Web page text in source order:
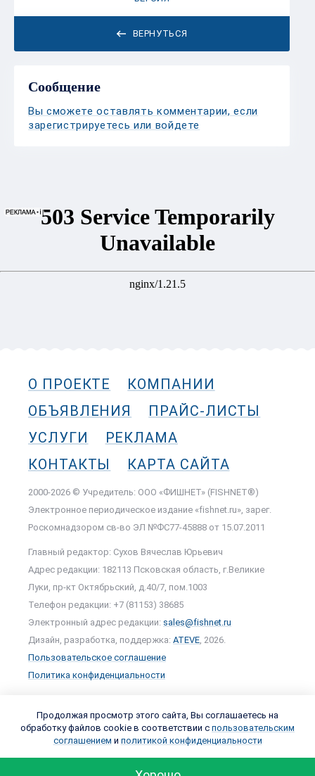
ВЕРНУТЬСЯ
Сообщение
Вы сможете оставлять комментарии, если
зарегистрируетесь или войдете
О ПРОЕКТЕ
КОМПАНИИ
ОБЪЯВЛЕНИЯ
ПРАЙС-ЛИСТЫ
УСЛУГИ
РЕКЛАМА
КОНТАКТЫ
КАРТА САЙТА
2000-2026 © Учредитель: ООО «ФИШНЕТ» (FISHNET®)
Электронное периодическое издание «fishnet.ru», зарег.
Роскомнадзором cв-во ЭЛ №ФС77-45888 от 15.07.2011
Главный редактор: Сухов Вячеслав Юрьевич
Адрес редакции: 182113 Псковская область, г.Великие
Луки, пр-кт Октябрьский, д.40/7, пом.1003
Телефон редакции: +7 (81153) 38685
Электронный адрес редакции: sales@fishnet.ru
Дизайн, разработка, поддержка: ATEVE , 2026.
Пользовательское соглашение
Политика конфиденциальности
Продолжая просмотр этого сайта, Вы соглашаетесь на
обработку файлов cookie в соответствии с пользовательским
соглашением и политикой конфиденциальности